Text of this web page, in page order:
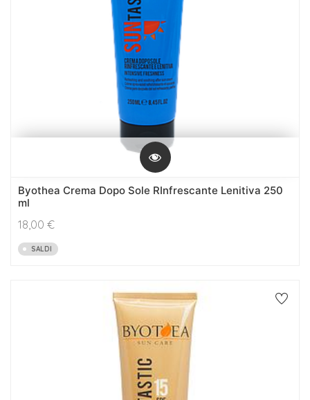
Byothea Crema Dopo Sole RInfrescante Lenitiva 250
ml
18,00 €
SALDI